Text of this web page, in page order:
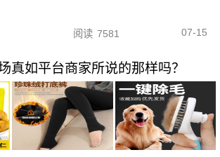
阅读 7581 07-15
真如平台商家所说的那样吗？